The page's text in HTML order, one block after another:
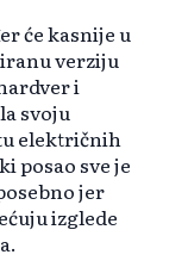
će kasnije u
verziju
i
svoju
električnih
posao sve je
jer
izglede